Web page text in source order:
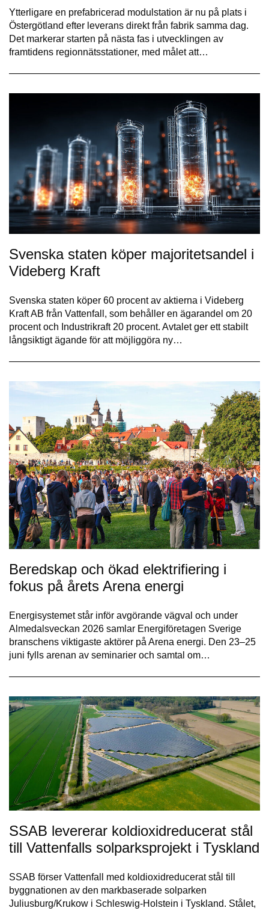
Ytterligare en prefabricerad modulstation är nu på plats i
Östergötland efter leverans direkt från fabrik samma dag.
Det markerar starten på nästa fas i utvecklingen av
framtidens regionnätsstationer, med målet att…
Svenska staten köper majoritetsandel i
Videberg Kraft
Svenska staten köper 60 procent av aktierna i Videberg
Kraft AB från Vattenfall, som behåller en ägarandel om 20
procent och Industrikraft 20 procent. Avtalet ger ett stabilt
långsiktigt ägande för att möjliggöra ny…
Beredskap och ökad elektrifiering i
fokus på årets Arena energi
Energisystemet står inför avgörande vägval och under
Almedalsveckan 2026 samlar Energiföretagen Sverige
branschens viktigaste aktörer på Arena energi. Den 23–25
juni fylls arenan av seminarier och samtal om…
SSAB levererar koldioxidreducerat stål
till Vattenfalls solparksprojekt i Tyskland
SSAB förser Vattenfall med koldioxidreducerat stål till
byggnationen av den markbaserade solparken
Juliusburg/Krukow i Schleswig-Holstein i Tyskland. Stålet,